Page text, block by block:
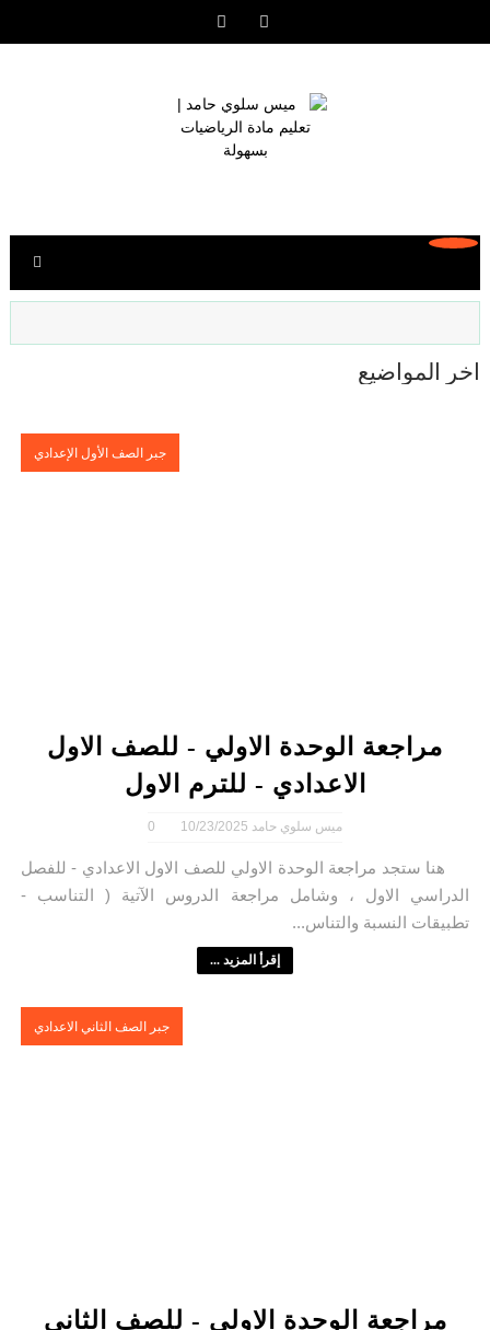
آخر المواضيع
جبر الصف الأول الإعدادي
مراجعة الوحدة الاولي - للصف الاول
الاعدادي - للترم الاول
ميس سلوي حامد 10/23/2025
0
هنا ستجد مراجعة الوحدة الاولي للصف الاول الاعدادي - للفصل
الدراسي الاول ، وشامل مراجعة الدروس الآتية ( التناسب -
تطبيقات النسبة والتناس...
إقرأ المزيد ...
جبر الصف الثاني الاعدادي
مراجعة الوحدة الاولي - للصف الثاني